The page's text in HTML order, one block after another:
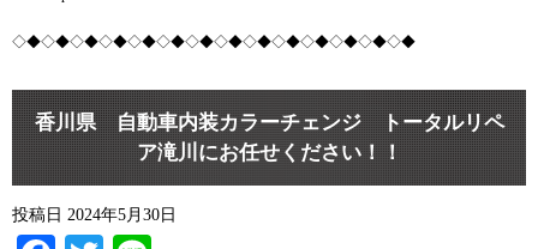
◇◆◇◆◇◆◇◆◇◆◇◆◇◆◇◆◇◆◇◆◇◆◇◆◇◆◇◆
香川県 自動車内装カラーチェンジ トータルリペ
ア滝川にお任せください！！
投稿日 2024年5月30日